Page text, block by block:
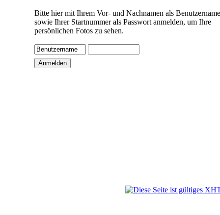
Bitte hier mit Ihrem Vor- und Nachnamen als
sowie Ihrer Startnummer als Passwort anmelden, um Ihre
persönlichen Fotos zu sehen.